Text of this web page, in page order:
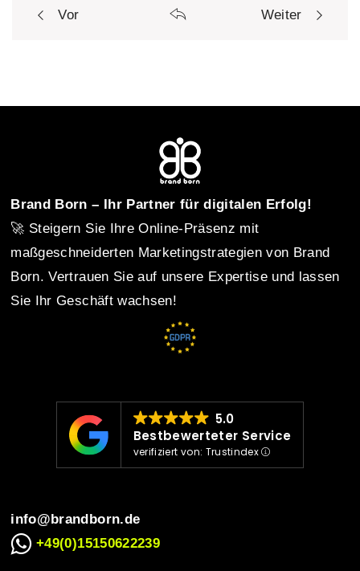
t
n
a
a
Vor Weiter
Brand Born – Ihr Partner für digitalen Erfolg!
🚀 Steigern Sie Ihre Online-Präsenz mit
maßgeschneiderten Marketingstrategien von Brand
Born. Vertrauen Sie auf unsere Expertise und lassen
Sie Ihr Geschäft wachsen!
5.0
Bestbewerteter Service
verifiziert von: Trustindex
info@brandborn.de
+49(0)15150622239